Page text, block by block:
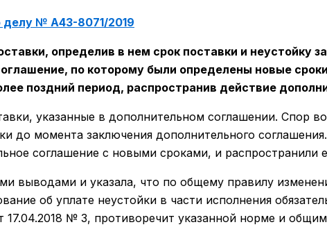
№ А43-8071/2019
определив в нем срок поставки и
по которому были определены новые
поздний период, распространив действие
указанные в дополнительном соглашении. Спор
до момента заключения дополнительного
соглашение с новыми сроками, и распространили
выводами и указала, что по общему правилу
об уплате неустойки в части исполнения
17.04.2018 № 3, противоречит указанной норме и